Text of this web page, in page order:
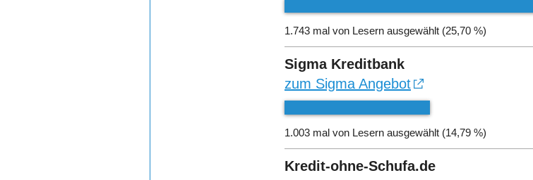
1.743 mal von Lesern ausgewählt (25,70 %)
Sigma Kreditbank
zum Sigma Angebot
1.003 mal von Lesern ausgewählt (14,79 %)
Kredit-ohne-Schufa.de